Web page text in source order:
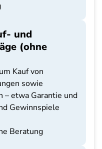
und
(ohne
Kauf von
sowie
– etwa Garantie und
Gewinnspiele
Beratung